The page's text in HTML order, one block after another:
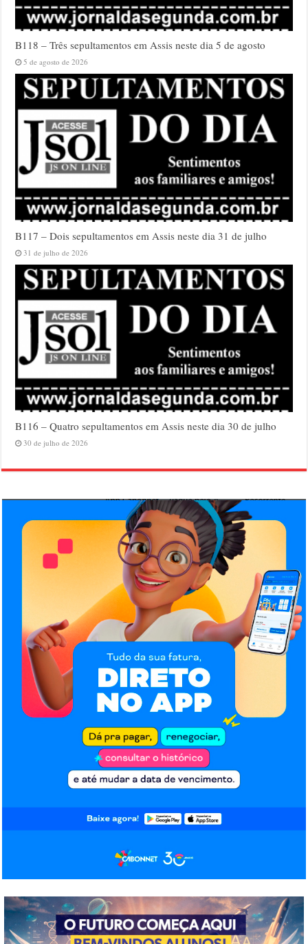
B118 – Três sepultamentos em Assis neste dia 5 de agosto
5 de agosto de 2026
B117 – Dois sepultamentos em Assis neste dia 31 de julho
31 de julho de 2026
B116 – Quatro sepultamentos em Assis neste dia 30 de julho
30 de julho de 2026